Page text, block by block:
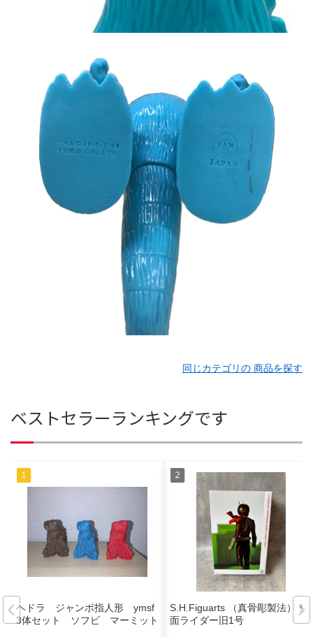
同じカテゴリの 商品を探す
ベストセラーランキングです
ヘドラ ジャンボ指人形 ymsf
3体セット ソフビ マーミット
S.H.Figuarts （真骨彫製法） 仮
面ライダー旧1号